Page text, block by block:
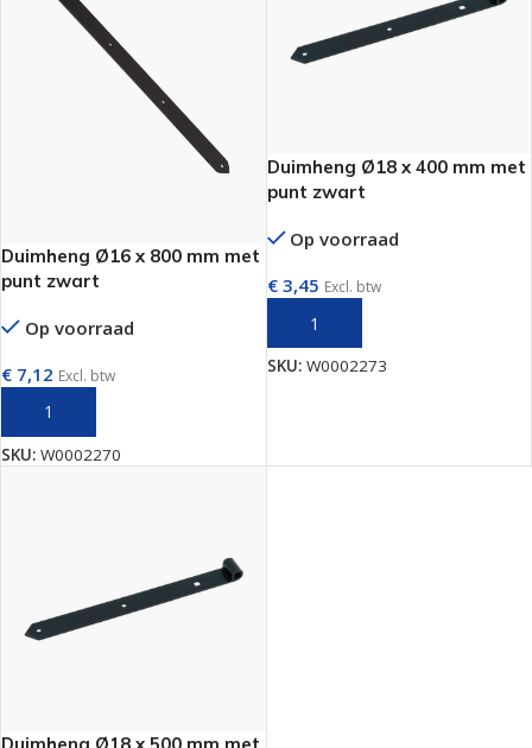
Duimheng Ø16 x 800 mm met
punt zwart
Op voorraad
€ 7,12 Excl. btw
SKU: W0002270
Duimheng Ø18 x 400 mm met
punt zwart
Op voorraad
€3,45 Excl. btw
SKU: W0002273
Duimheng Ø18 x 500 mm met